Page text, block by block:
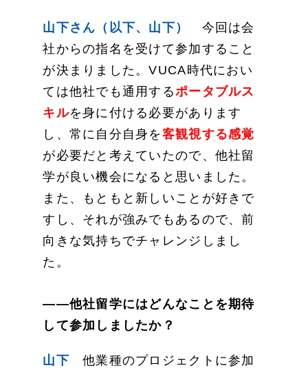
山下さん（以下、山下）
今回は会
社からの指名を受けて参加すること
が決まりました。VUCA時代におい
ては他社でも通用するポータブルス
キルを身に付ける必要があります
し、常に自分自身を 客観視する感覚
が必要だと考えていたので、他社留
学が良い機会になると思いました。
また、もともと新しいことが好きで
すし、それが強みでもあるので、前
向きな気持ちでチャレンジしまし
た。
——他社留学にはどんなことを期待
して参加しましたか？
山下 他業種のプロジェクトに参加